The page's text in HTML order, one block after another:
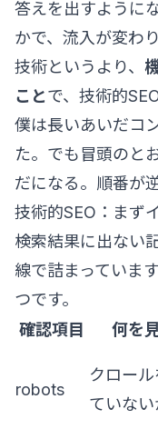
答えを出すように
かで、流入が変わ
技術というより、
ことで、技術的
僕は長いあいだコ
た。でも冒頭のと
だになる。順番が
技術的SEO：まず
検索結果に出ない
線で詰まっていま
つです。
確認項目
何を
robots
クロー
ていない